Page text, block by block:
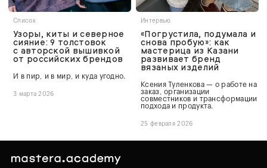
Список
Узоры, киты и северное
сияние: 9 толстовок
с авторской вышивкой
от российских брендов
И в пир, и в мир, и куда угодно.
3 марта 2026
Интервью
«Погрустила, подумала и
снова пробую»: как
мастерица из Казани
развивает бренд
вязаных изделий
Ксения Туленкова — о работе на
заказ, организации
совместников и трансформации
подхода и продукта.
25 февраля 2026